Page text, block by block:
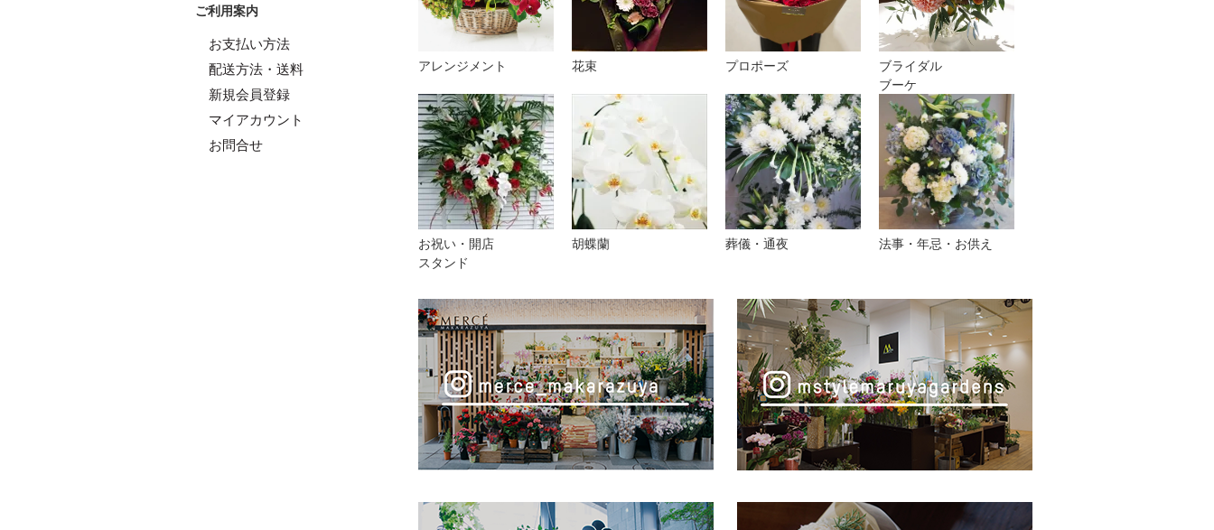
アレンジメント 花束 プロポーズ
ブライダル
ブーケ
お祝い・開店
スタンド
胡蝶蘭 葬儀・通夜 法事・年忌・お供え
ご利用案内
お支払い方法
配送方法・送料
新規会員登録
マイアカウント
お問合せ